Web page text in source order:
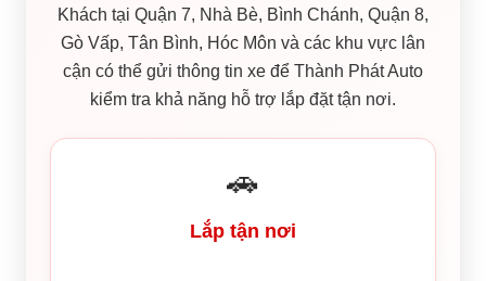
Khách tại Quận 7, Nhà Bè, Bình Chánh, Quận 8,
Gò Vấp, Tân Bình, Hóc Môn và các khu vực lân
cận có thể gửi thông tin xe để Thành Phát Auto
kiểm tra khả năng hỗ trợ lắp đặt tận nơi.
🚗
Lắp tận nơi